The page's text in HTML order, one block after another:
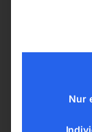
Norm-
MIG/MAG-
Nur